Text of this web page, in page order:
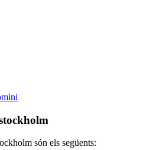
són els següents: